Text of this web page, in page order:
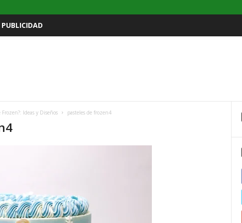
PUBLICIDAD
Frozen?: Ideas y Diseños pasteles de frozen4